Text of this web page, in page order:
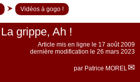
Vidéos à gogo !
La grippe, Ah !
Article mis en ligne le 17 août 2009
dernière modification le 26 mars 2023
par Patrice MOREL